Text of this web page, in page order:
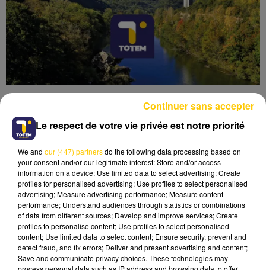
Lecture (4 min 36 sec)
10 mai 2025 - 4 min 36 sec
L'INFO DE L'AVEYRON DU 10/05/25 À
Le respect de votre vie privée est notre priorité
We and our (447) partnersdo the following data processing based on
your consent and/or our legitimate interest: Store and/or access
information on a device; Use limited data to select advertising; Create
profiles for personalised advertising; Use profiles to select personalised
advertising; Measure advertising performance; Measure content
performance; Understand audiences through statistics or combinations
of data from different sources; Develop and improve services; Create
profiles to personalise content; Use profiles to select personalised
content; Use limited data to select content; Ensure security, prevent and
detect fraud, and fix errors; Deliver and present advertising and content;
Save and communicate privacy choices. These technologies may
Continuer sans accepter